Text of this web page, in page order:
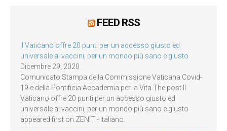
FEED RSS
Il Vaticano offre 20 punti per un accesso giusto ed
universale ai vaccini, per un mondo più sano e giusto
Dicembre 29, 2020
Comunicato Stampa della Commissione Vaticana Covid-
19 e della Pontificia Accademia per la Vita The post Il
Vaticano offre 20 punti per un accesso giusto ed
universale ai vaccini, per un mondo più sano e giusto
appeared first on ZENIT - Italiano.